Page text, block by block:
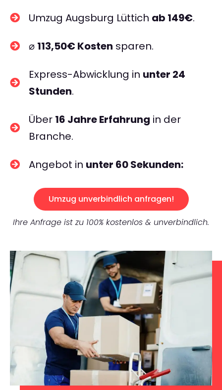
Umzug Augsburg Lüttich ab 149€.
⌀ 113,50€ Kosten sparen.
Express-Abwicklung in unter 24
Stunden.
Über 16 Jahre Erfahrung in der
Branche.
Angebot in unter 60 Sekunden:
Umzug unverbindlich anfragen!
Ihre Anfrage ist zu 100% kostenlos & unverbindlich.